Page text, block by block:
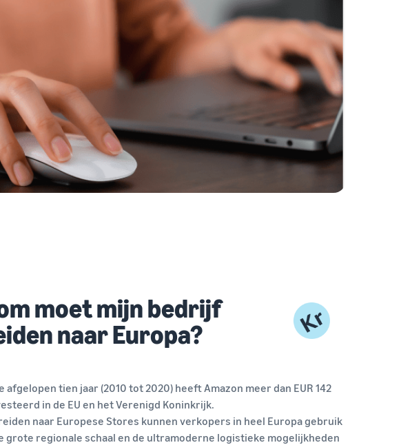
moet mijn bedrijf
naar Europa?
afgelopen tien jaar (2010 tot 2020) heeft Amazon meer dan EUR 142
in de EU en het Verenigd Koninkrijk.
naar Europese Stores kunnen verkopers in heel Europa gebruik
grote regionale schaal en de ultramoderne logistieke mogelijkheden